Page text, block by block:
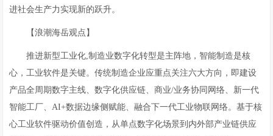
进社会生产力实现新的跃升。
【浪潮海岳观点】
推进新型工业化,制造业数字化转型是主阵地，智能制造是核
心，工业软件是关键。传统制造企业应重点关注六大方向，即建设
产品全周期数字主线、数字化供应链、商业/业务协同网络、新一代
智能工厂、AI+数据边缘侧赋能、融合下一代工业物联网络。基于核
心工业软件驱动价值创造，从单点数字化场景到内外部产业链供应